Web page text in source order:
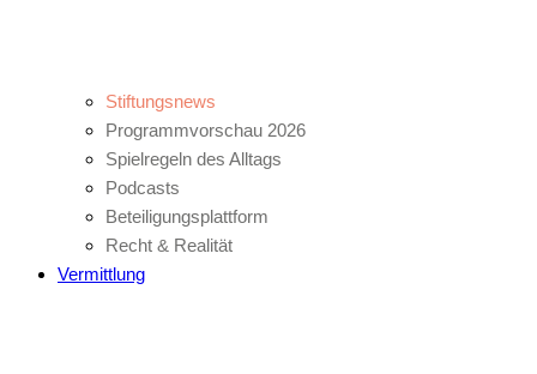
Stiftungsnews
Programmvorschau 2026
Spielregeln des Alltags
Podcasts
Beteiligungsplattform
Recht & Realität
Vermittlung